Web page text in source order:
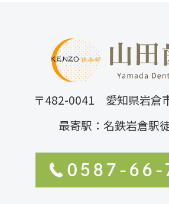
〒482-0041 愛知県岩倉
最寄駅：名鉄岩倉駅
0587-66-